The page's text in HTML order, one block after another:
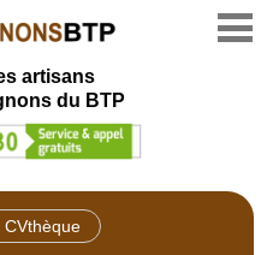
artisans
du BTP
CVthèque